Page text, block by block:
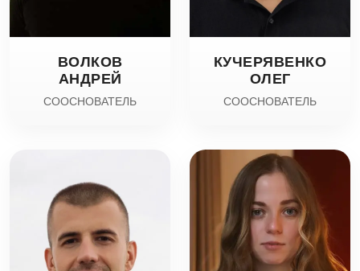
ВОЛКОВ
АНДРЕЙ
СООСНОВАТЕЛЬ
КУЧЕРЯВЕНКО
ОЛЕГ
СООСНОВАТЕЛЬ